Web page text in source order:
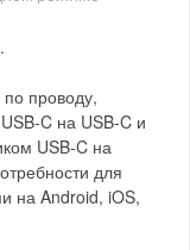
проводу,
на USB‑C и
USB‑C на
для
на Android, iOS,